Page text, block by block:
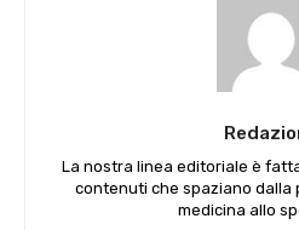
La nostra linea editoriale è
contenuti che spaziano dalla
medicina allo